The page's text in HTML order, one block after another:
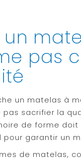
un
pas
un matelas à
sacrifier la
de forme
garantir un
de matelas,